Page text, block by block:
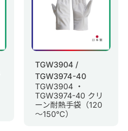
TGW3904 /
TGW3974-40
TGW3904 ・
TGW3974-40 クリ
ーン耐熱手袋（120
～150°C）